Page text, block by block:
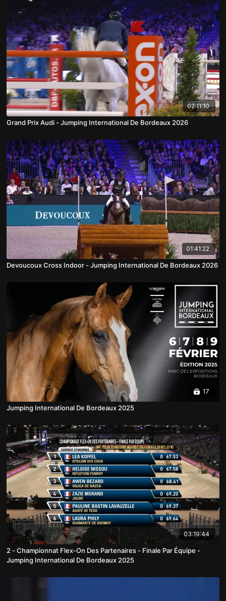
02:11:10
Grand Prix Audi - Jumping International De Bordeaux 2026
01:41:22
Devoucoux Cross Indoor - Jumping International De Bordeaux 2026
17
Jumping International De Bordeaux 2025
03:19:44
2 - Championnat Flex-On Des Partenaires - Finale Par Équipe -
Jumping International De Bordeaux 2025